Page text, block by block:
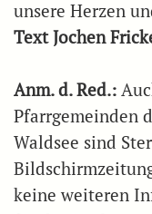
unsere Herzen
Text Jochen
Anm. d. Red.:
Pfarrgemeinden
Waldsee sind
keine weiteren